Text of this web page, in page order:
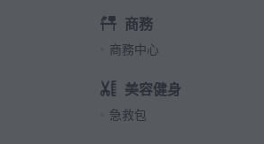
商務
商務中心
美容健身
急救包